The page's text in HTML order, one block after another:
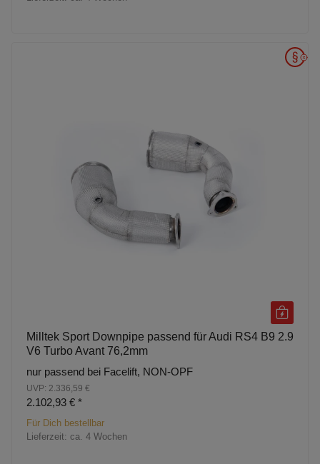
Milltek Sport Downpipe passend für Audi RS4 B9 2.9
V6 Turbo Avant 76,2mm
nur passend bei Facelift, NON-OPF
UVP: 2.336,59 €
2.102,93 € *
Für Dich bestellbar
Lieferzeit: ca. 4 Wochen